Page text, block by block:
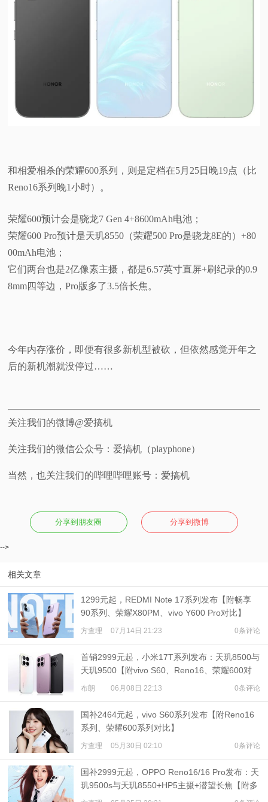
和相爱相杀的荣耀600系列，则是定档在5月25日晚19点（比
Reno16系列晚1小时）。
荣耀600预计会是骁龙7 Gen 4+8600mAh电池；
荣耀600 Pro预计是天玑8550（荣耀500 Pro是骁龙8E的）+80
00mAh电池；
它们两台也是2亿像素主摄，都是6.57英寸直屏+刷纪录的0.9
8mm四等边，Pro版多了3.5倍长焦。
今年内存涨价，即便有很多新机型被砍，但依然感觉开年之
后的新机潮就没停过……
关注我们的微博@爱搞机
关注我们的微信公众号：爱搞机（playphone）
当然，也关注我们的哔哩哔哩账号：爱搞机
分享到朋友圈 分享到微博
-->
相关文章
1299元起，REDMI Note 17系列发布【附畅享
90系列、荣耀X80PM、vivo Y600 Pro对比】
方查理 07月14日 21:23 0条评论
首销2999元起，小米17T系列发布：天玑8500与
天玑9500【附vivo S60、Reno16、荣耀600对
比】
布朗 06月08日 22:13 0条评论
国补2464元起，vivo S60系列发布【附Reno16
系列、荣耀600系列对比】
方查理 05月30日 02:10 0条评论
国补2999元起，OPPO Reno16/16 Pro发布：天
玑9500s与天玑8550+HP5主摄+潜望长焦【附多
机对比】